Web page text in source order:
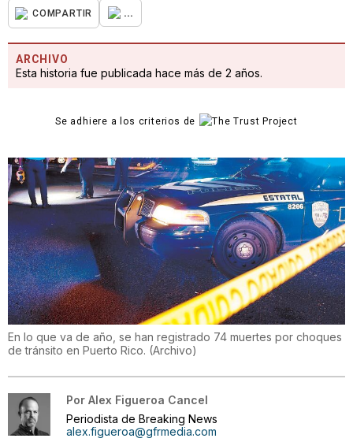
COMPARTIR ...
ARCHIVO
Esta historia fue publicada hace más de 2 años.
Se adhiere a los criterios de
En lo que va de año, se han registrado 74 muertes por choques
de tránsito en Puerto Rico. (Archivo)
Por Alex Figueroa Cancel
Periodista de Breaking News
alex.figueroa@gfrmedia.com